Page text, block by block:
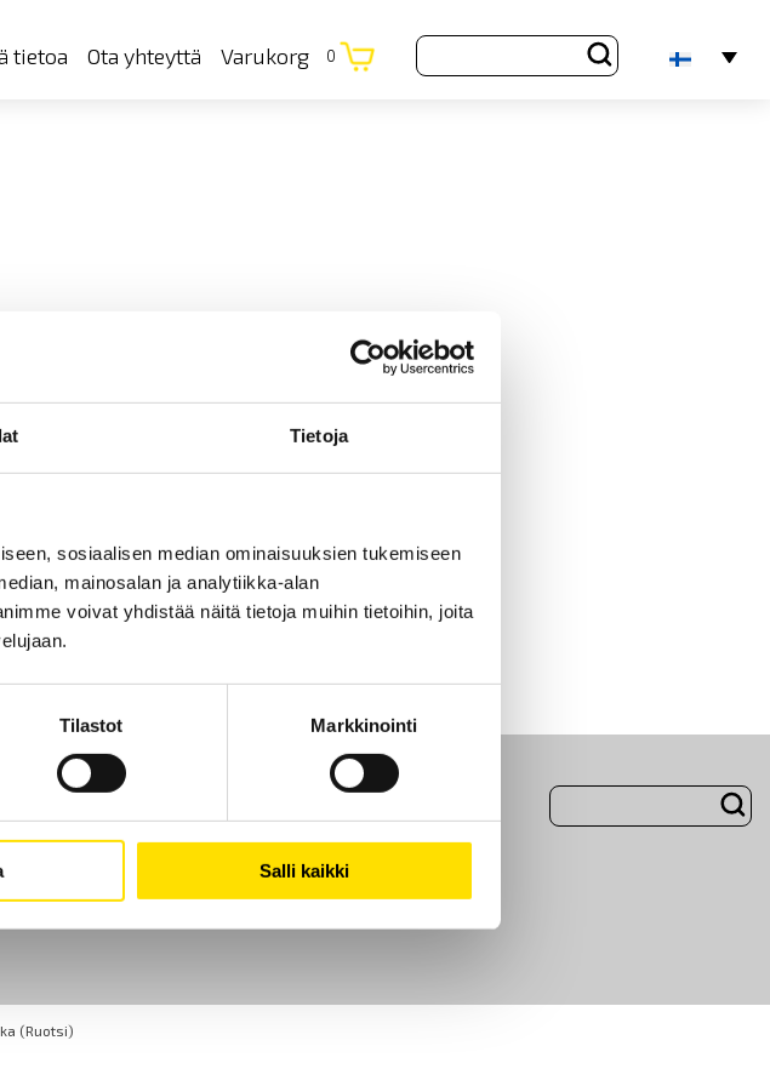
Tietoja
sosiaalisen median ominaisuuksien tukemiseen
mainosalan ja analytiikka-alan
voivat yhdistää näitä tietoja muihin tietoihin, joita
Tilastot Markkinointi
Salli kaikki
tietoa Ota yhteyttä Varukorg 0
8 50 52 68 00
(Ruotsi)